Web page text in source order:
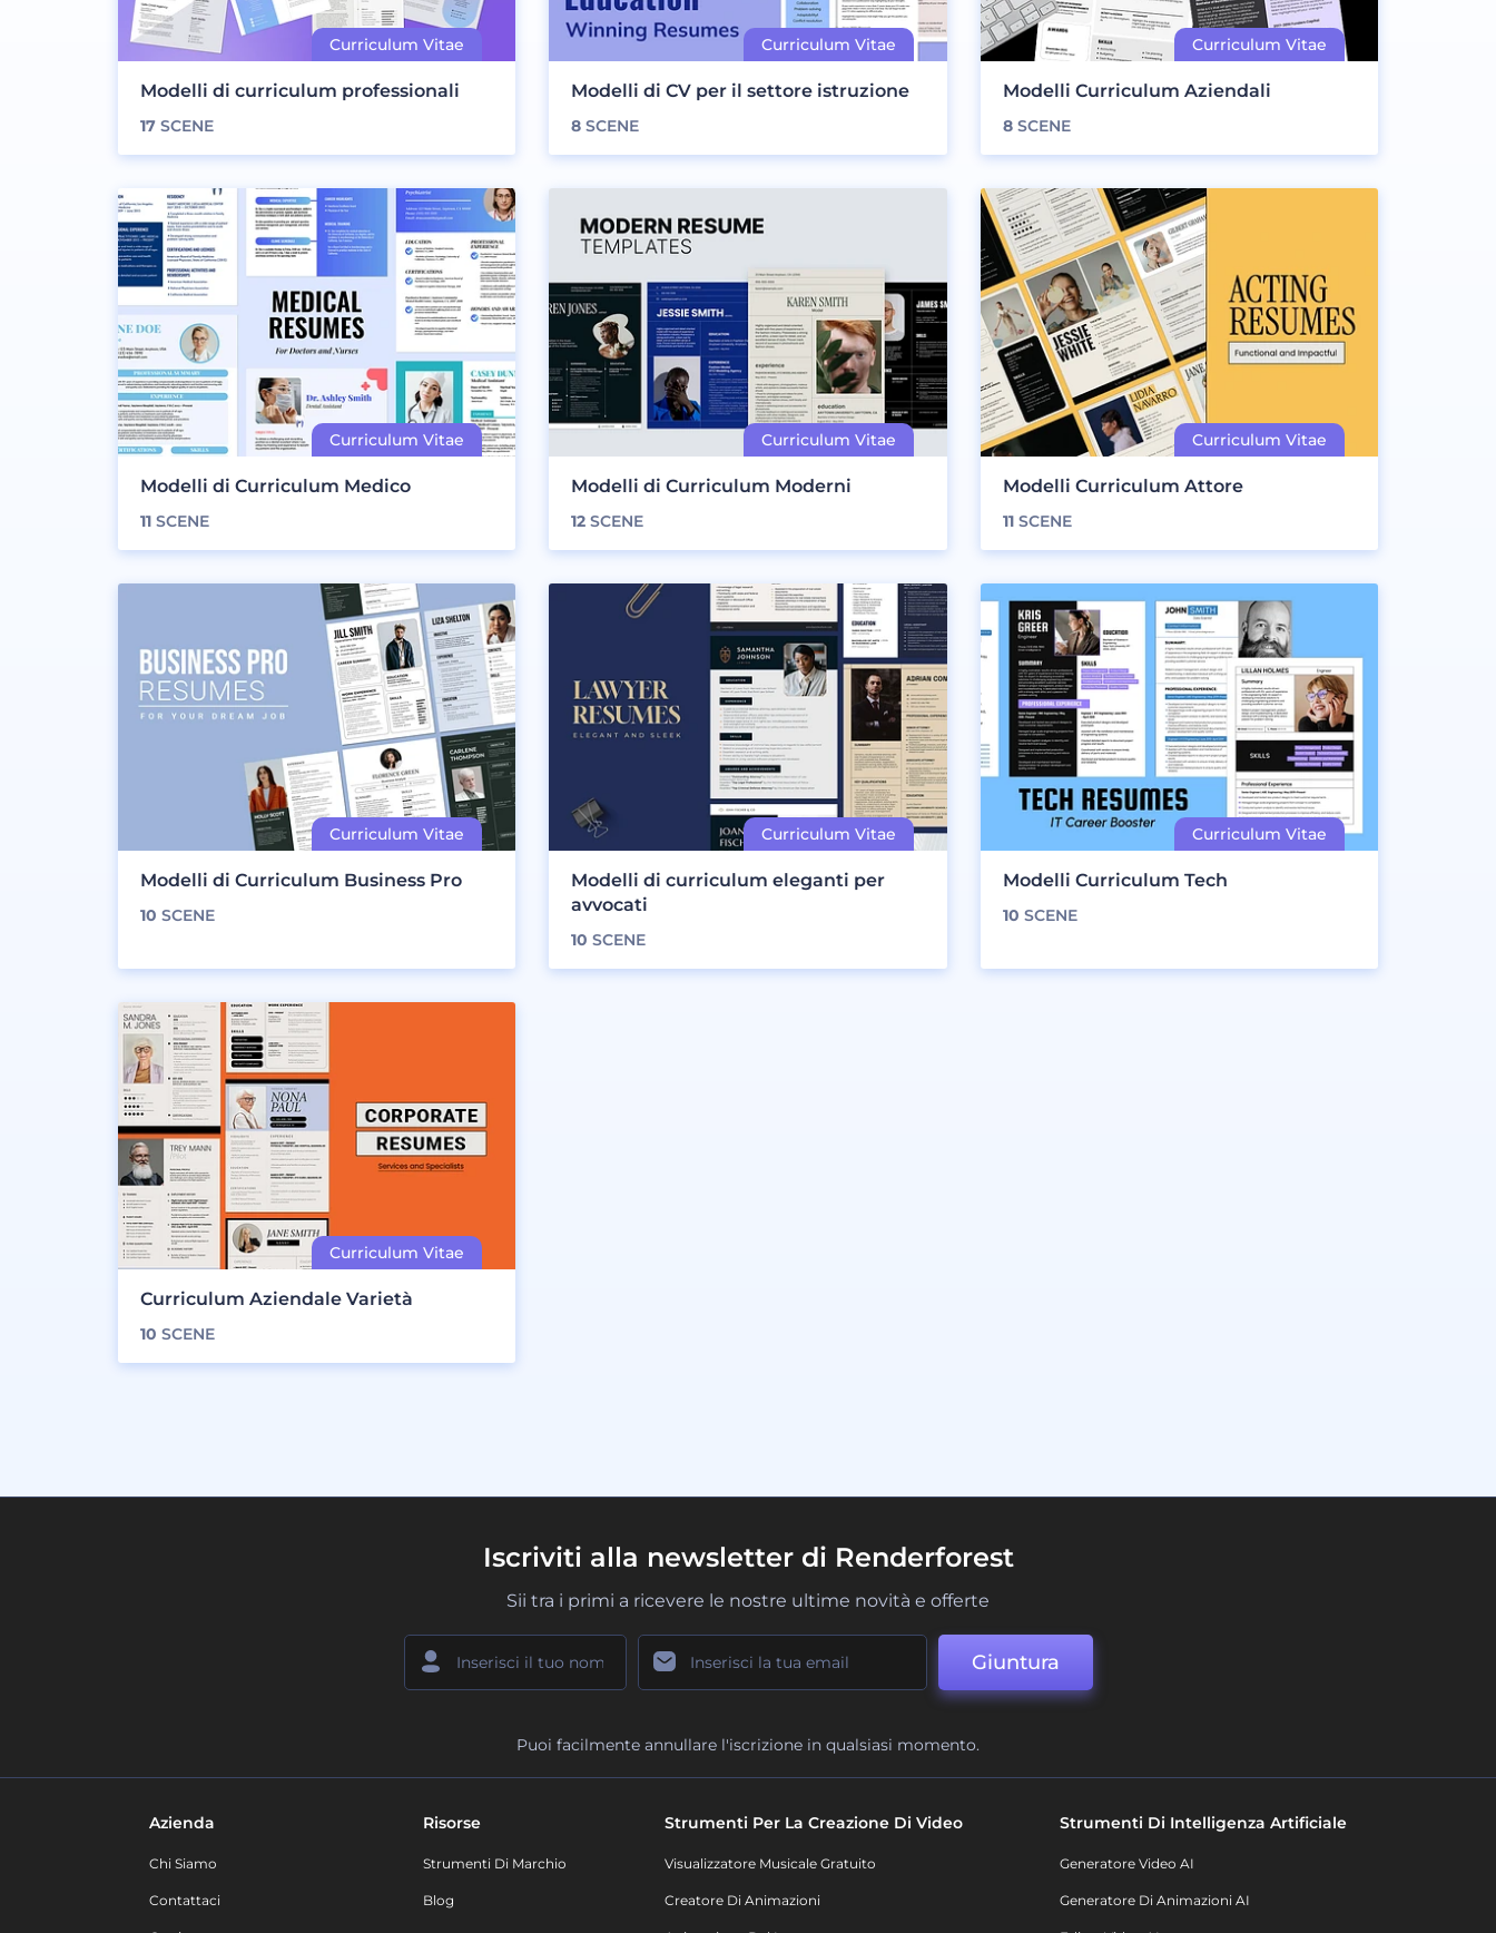
Modelli di curriculum professionali
17 SCENE
Modelli di CV per il settore istruzione
8 SCENE
Modelli Curriculum Aziendali
8SCENE
Modelli di Curriculum Medico
11 SCENE
Modelli di Curriculum Moderni
12 SCENE
Modelli Curriculum Attore
11SCENE
Modelli di Curriculum Business Pro
10 SCENE
Modelli di curriculum eleganti per
avvocati
10 SCENE
Modelli Curriculum Tech
10 SCENE
Curriculum Aziendale Varietà
10 SCENE
Iscriviti alla newsletter di Renderforest
Sii tra i primi a ricevere le nostre ultime novità e offerte
Giuntura
Puoi facilmente annullare l'iscrizione in qualsiasi momento.
Azienda
Chi Siamo
Contattaci
Risorse
Strumenti Di Marchio
Blog
Strumenti Per La Creazione Di Video
Visualizzatore Musicale Gratuito
Creatore Di Animazioni
Strumenti Di Intelligenza Artificiale
Generatore Video AI
Generatore Di Animazioni AI